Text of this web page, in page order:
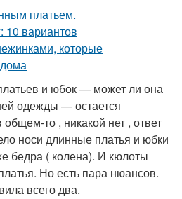
и юбок — может ли она
одежды — остается
то , никакой нет , ответ
носи длинные платья и юбки
бедра ( колена). И кюлоты
Но есть пара нюансов.
всего два.